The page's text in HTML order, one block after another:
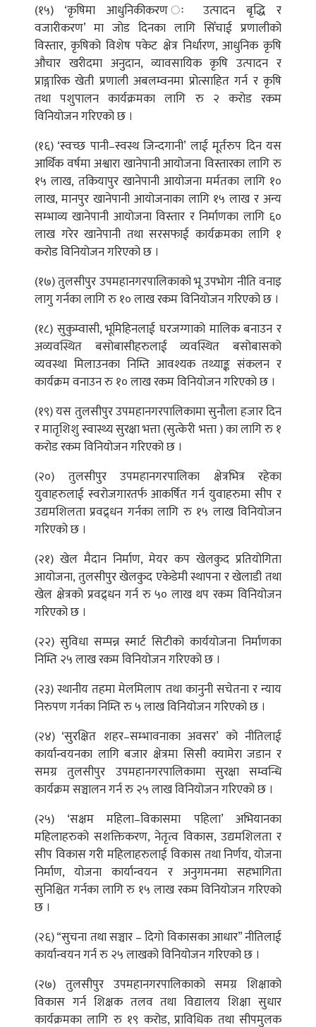
(१५) ‘कृषिमा आधुनिकीकरण ः उत्पादन बृद्धि र
वजारीकरण’ मा जोड दिनका लागि सिँचाई प्रणालीको
विस्तार, कृषिको विशेष पकेट क्षेत्र निर्धारण, आधुनिक कृषि
औचार खरीदमा अनुदान, व्यावसायिक कृषि उत्पादन र
प्राङ्गारिक खेती प्रणाली अबलम्वनमा प्रोत्साहित गर्न र कृषि
तथा पशुपालन कार्यक्रमका लागि रु २ करोड रकम
विनियोजन गरिएको छ ।
(१६) ‘स्वच्छ पानी–स्वस्थ जिन्दगानी’ लाई मूर्तरुप दिन यस
आर्थिक वर्षमा अश्वारा खानेपानी आयोजना विस्तारका लागि रु
१५ लाख, तकियापुर खानेपानी आयोजना मर्मतका लागि १०
लाख, मानपुर खानेपानी आयोजनाका लागि १५ लाख र अन्य
सम्भाव्य खानेपानी आयोजना विस्तार र निर्माणका लागि ६०
लाख गरेर खानेपानी तथा सरसफाई कार्यक्रमका लागि १
करोड विनियोजन गरिएको छ ।
(१७) तुलसीपुर उपमहानगरपालिकाको भू उपभोग नीति वनाइ
लागु गर्नका लागि रु १० लाख रकम विनियोजन गरिएको छ ।
(१८) सुकुम्वासी, भूमिहिनलाई घरजग्गाको मालिक बनाउन र
अव्यवस्थित बसोबासीहरुलाई व्यवस्थित बसोबासको
व्यवस्था मिलाउनका निम्ति आवश्यक तथ्याङ्क संकलन र
कार्यक्रम वनाउन रु १० लाख रकम विनियोजन गरिएको छ ।
(१९) यस तुलसीपुर उपमहानगरपालिकामा सुनौला हजार दिन
र मातृशिशु स्वास्थ्य सुरक्षा भत्ता (सुत्केरी भत्ता ) का लागि रु १
करोड रकम विनियोजन गरिएको छ ।
(२०) तुलसीपुर उपमहानगरपालिका क्षेत्रभित्र रहेका
युवाहरुलाई स्वरोजगारतर्फ आकर्षित गर्न युवाहरुमा सीप र
उद्यमशिलता प्रवद्र्धन गर्नका लागि रु १५ लाख विनियोजन
गरिएको छ ।
(२१) खेल मैदान निर्माण, मेयर कप खेलकुद प्रतियोगिता
आयोजना, तुलसीपुर खेलकुद एकेडेमी स्थापना र खेलाडी तथा
खेल क्षेत्रको प्रवद्र्धन गर्न रु ५० लाख थप रकम विनियोजन
गरिएको छ ।
(२२) सुविधा सम्पन्न स्मार्ट सिटीको कार्ययोजना निर्माणका
निम्ति २५ लाख रकम विनियोजन गरिएको छ ।
(२३) स्थानीय तहमा मेलमिलाप तथा कानुनी सचेतना र न्याय
निरुपण गर्नका निम्ति रु ५ लाख विनियोजन गरिएको छ ।
(२४) ‘सुरक्षित शहर–सम्भावनाका अवसर’ को नीतिलाई
कार्यान्वयनका लागि बजार क्षेत्रमा सिसी क्यामेरा जडान र
समग्र तुलसीपुर उपमहानगरपालिकामा सुरक्षा सम्वन्धि
कार्यक्रम सञ्चालन गर्न रु २५ लाख विनियोजन गरिएको छ ।
(२५) ‘सक्षम महिला–विकासमा पहिला’ अभियानका
महिलाहरुको सशक्तिकरण, नेतृत्व विकास, उद्यमशिलता र
सीप विकास गरी महिलाहरुलाई विकास तथा निर्णय, योजना
निर्माण, योजना कार्यान्वयन र अनुगमनमा सहभागिता
सुनिश्चित गर्नका लागि रु १५ लाख रकम विनियोजन गरिएको
छ ।
(२६) “सुचना तथा सञ्चार – दिगो विकासका आधार” नीतिलाई
कार्यान्वयन गर्न रु २५ लाखको विनियोजन गरिएको छ ।
(२७) तुलसीपुर उपमहानगरपालिकाको समग्र शिक्षाको
विकास गर्न शिक्षक तलव तथा विद्यालय शिक्षा सुधार
कार्यक्रमका लागि रु १९ करोड, प्राविधिक तथा सीपमुलक